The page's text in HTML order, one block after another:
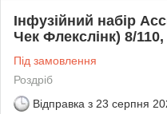
Інфузійний набір
Чек Флекслінк) 8/
Під замовлення
Роздріб
Відправка з 23 серпня